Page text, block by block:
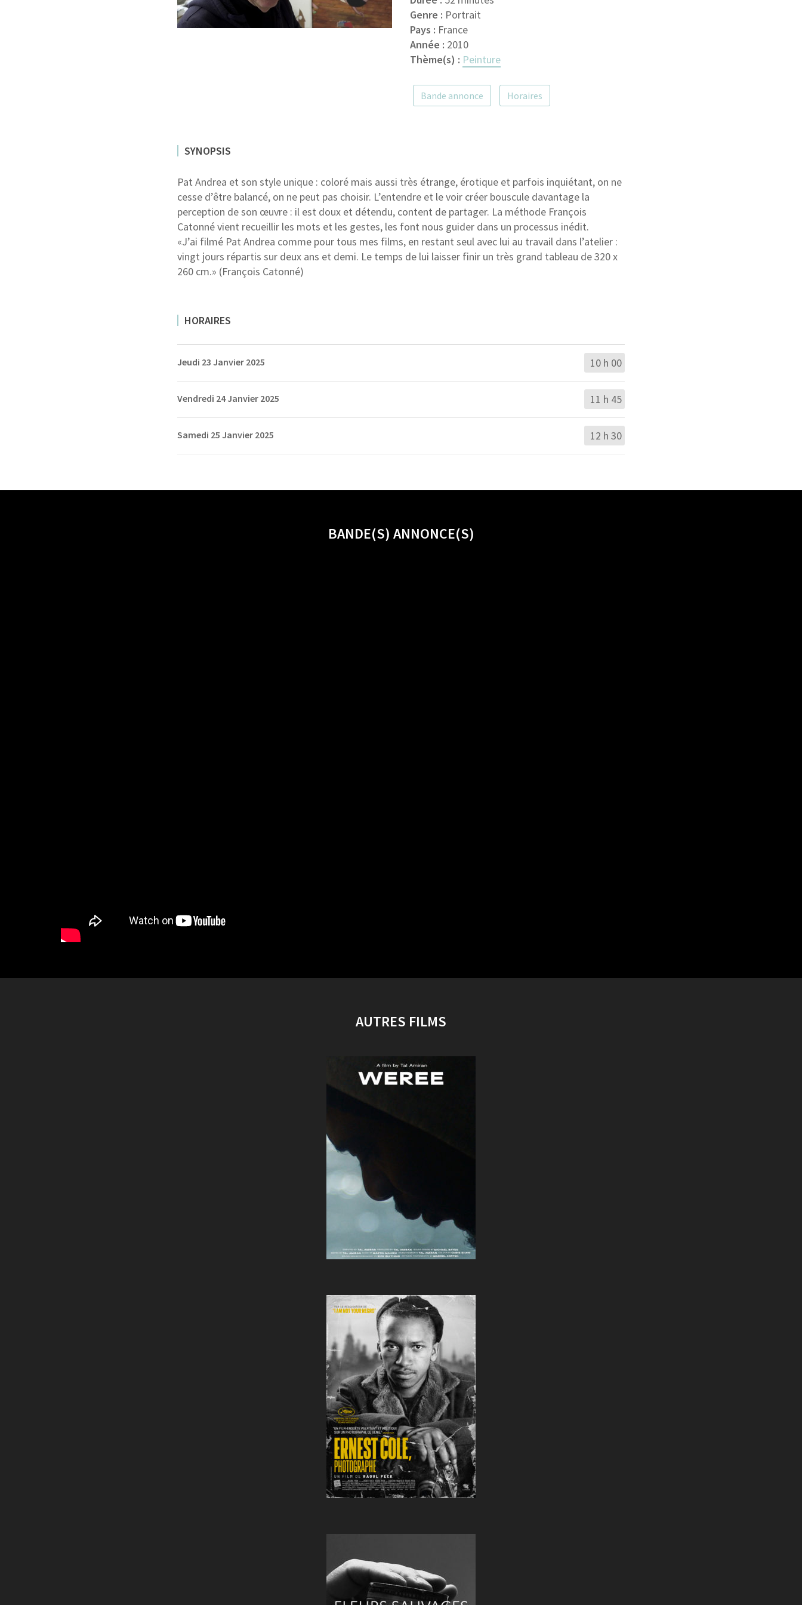
Genre : Portrait
Pays : France
Année : 2010
Thème(s) : Peinture
Bande annonce Horaires
SYNOPSIS
Pat Andrea et son style unique : coloré mais aussi très étrange, érotique et parfois inquiétant, on ne
cesse d’être balancé, on ne peut pas choisir. L’entendre et le voir créer bouscule davantage la
perception de son œuvre : il est doux et détendu, content de partager. La méthode François
Catonné vient recueillir les mots et les gestes, les font nous guider dans un processus inédit.
«J’ai filmé Pat Andrea comme pour tous mes films, en restant seul avec lui au travail dans l’atelier :
vingt jours répartis sur deux ans et demi. Le temps de lui laisser finir un très grand tableau de 320 x
260 cm.» (François Catonné)
HORAIRES
Jeudi 23 Janvier 2025 10 h 00
Vendredi 24 Janvier 2025 11 h 45
Samedi 25 Janvier 2025 12 h 30
BANDE(S) ANNONCE(S)
AUTRES FILMS
WEREE
Durée :
Portrait d'artistes
ERNEST COLE, PHOTOGRAPHE
De :Raoul Peck
Durée :1h46
Genre :Photographie
Pays :France
Année :2024
FLEURS SAUVAGES
De :Guillaume Massart
Durée :
40 minutes